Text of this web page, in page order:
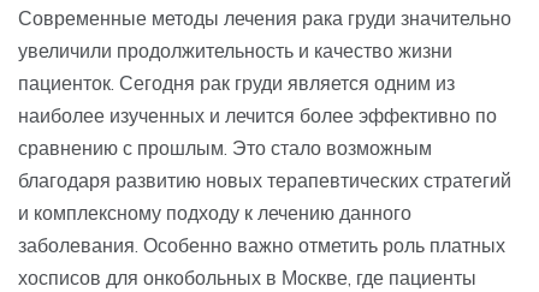
Современные методы лечения рака груди значительно
увеличили продолжительность и качество жизни
пациенток. Сегодня рак груди является одним из
наиболее изученных и лечится более эффективно по
сравнению с прошлым. Это стало возможным
благодаря развитию новых терапевтических стратегий
и комплексному подходу к лечению данного
заболевания. Особенно важно отметить роль платных
хосписов для онкобольных в Москве, где пациенты